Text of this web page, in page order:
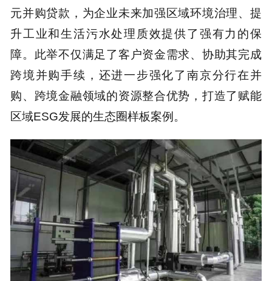
元并购贷款，为企业未来加强区域环境治理、提
升工业和生活污水处理质效提供了强有力的保
障。此举不仅满足了客户资金需求、协助其完成
跨境并购手续，还进一步强化了南京分行在并
购、跨境金融领域的资源整合优势，打造了赋能
区域ESG发展的生态圈样板案例。